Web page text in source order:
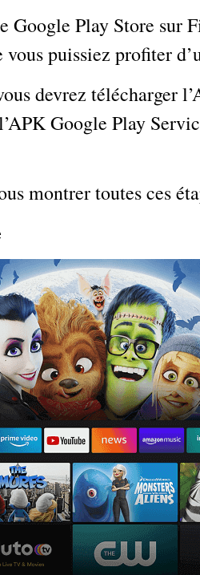
Play Store sur
vous puissiez profiter
devrez télécharger
Google Play
montrer toutes ces